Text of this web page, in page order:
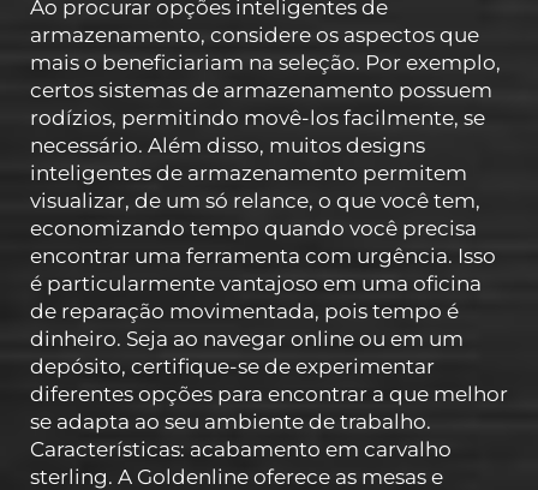
Ao procurar opções inteligentes de
armazenamento, considere os aspectos que
mais o beneficiariam na seleção. Por exemplo,
certos sistemas de armazenamento possuem
rodízios, permitindo movê-los facilmente, se
necessário. Além disso, muitos designs
inteligentes de armazenamento permitem
visualizar, de um só relance, o que você tem,
economizando tempo quando você precisa
encontrar uma ferramenta com urgência. Isso
é particularmente vantajoso em uma oficina
de reparação movimentada, pois tempo é
dinheiro. Seja ao navegar online ou em um
depósito, certifique-se de experimentar
diferentes opções para encontrar a que melhor
se adapta ao seu ambiente de trabalho.
Características: acabamento em carvalho
sterling. A Goldenline oferece as mesas e